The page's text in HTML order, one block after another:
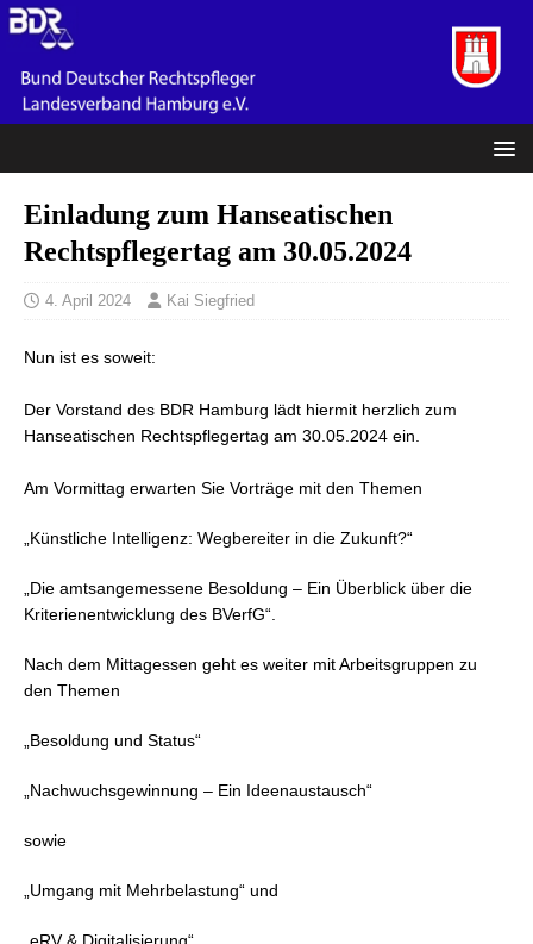
Einladung zum Hanseatischen
Rechtspflegertag am 30.05.2024
4. April 2024 Kai Siegfried
Nun ist es soweit:
Der Vorstand des BDR Hamburg lädt hiermit herzlich zum
Hanseatischen Rechtspflegertag am 30.05.2024 ein.
Am Vormittag erwarten Sie Vorträge mit den Themen
„Künstliche Intelligenz: Wegbereiter in die Zukunft?“
„Die amtsangemessene Besoldung – Ein Überblick über die
Kriterienentwicklung des BVerfG“.
Nach dem Mittagessen geht es weiter mit Arbeitsgruppen zu
den Themen
„Besoldung und Status“
„Nachwuchsgewinnung – Ein Ideenaustausch“
sowie
„Umgang mit Mehrbelastung“ und
„eRV & Digitalisierung“